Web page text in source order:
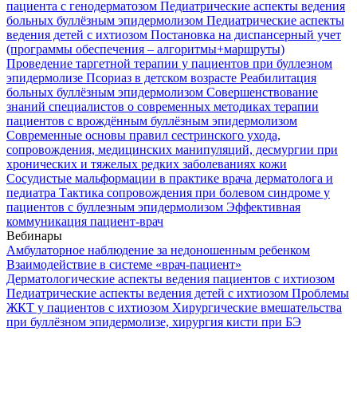
пациента с генодерматозом Педиатрические аспекты ведения
больных буллёзным эпидермолизом Педиатрические аспекты
ведения детей с ихтиозом Постановка на диспансерный учет
(программы обеспечения – алгоритмы+маршруты)
Проведение таргетной терапии у пациентов при буллезном
эпидермолизе Псориаз в детском возрасте Реабилитация
больных буллёзным эпидермолизом Совершенствование
знаний специалистов о современных методиках терапии
пациентов с врождённым буллёзным эпидермолизом
Современные основы правил сестринского ухода,
сопровождения, медицинских манипуляций, десмургии при
хронических и тяжелых редких заболеваниях кожи
Сосудистые мальформации в практике врача дерматолога и
педиатра Тактика сопровождения при болевом синдроме у
пациентов с буллезным эпидермолизом Эффективная
коммуникация пациент-врач
Вебинары
Амбулаторное наблюдение за недоношенным ребенком
Взаимодействие в системе «врач-пациент»
Дерматологические аспекты ведения пациентов с ихтиозом
Педиатрические аспекты ведения детей с ихтиозом Проблемы
ЖКТ у пациентов с ихтиозом Хирургические вмешательства
при буллёзном эпидермолизе, хирургия кисти при БЭ